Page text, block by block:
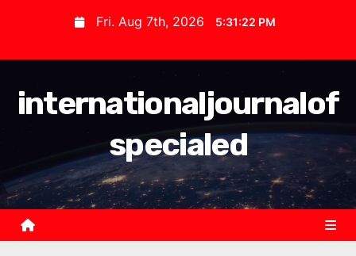
t
Fri. Aug 7th, 2026 5:31:22 PM
internationaljournalof
specialed